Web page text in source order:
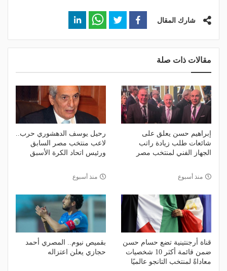
شارك المقال
مقالات ذات صلة
إبراهيم حسن يعلق على
شائعات طلب زيادة راتب
الجهاز الفني لمنتخب مصر
منذ أسبوع
رحيل يوسف الدهشوري حرب..
لاعب منتخب مصر السابق
ورئيس اتحاد الكرة الأسبق
منذ أسبوع
قناة أرجنتينية تضع حسام حسن
ضمن قائمة أكثر 10 شخصيات
معاداةً لمنتخب التانجو عالميًا
بقميص نيوم.. المصري أحمد
حجازي يعلن اعتزاله